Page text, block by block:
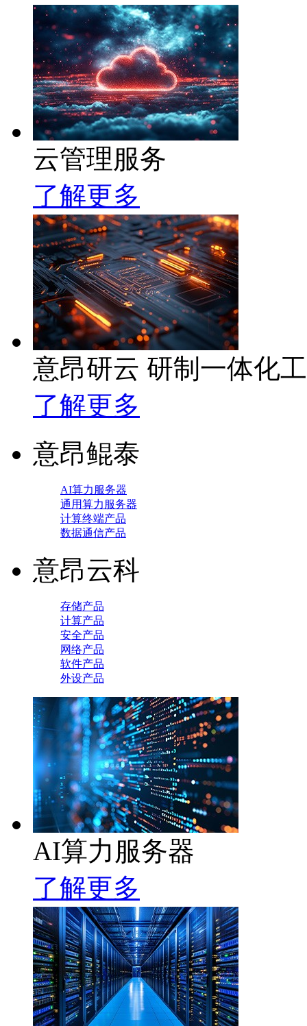
云管理服务
了解更多
意昂研云 研制一体化
了解更多
意昂鲲泰
AI算力服务器
通用算力服务器
计算终端产品
数据通信产品
意昂云科
存储产品
计算产品
安全产品
网络产品
软件产品
外设产品
AI算力服务器
了解更多